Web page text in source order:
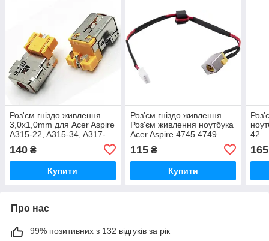
Роз'єм гніздо живлення
3,0x1,0mm для Acer Aspire
A315-22, A315-34, A317-
A515-56
140 ₴
Купити
Роз'єм гніздо живлення
Роз'єм живлення ноутбука
Acer Aspire 4745 4749
115₴
Купити
42
165
Про нас
99% позитивних з 132 відгуків за рік